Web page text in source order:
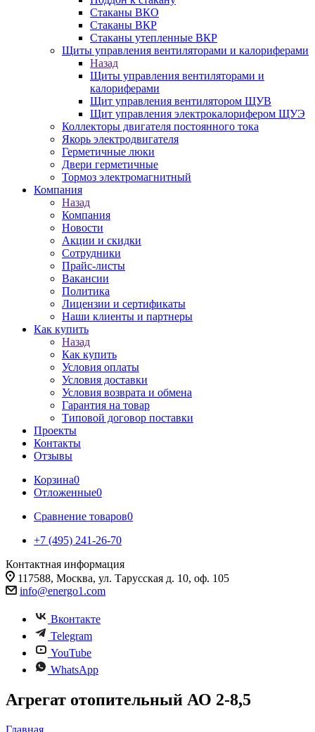
Стаканы ВКО
Стаканы ВКР
Стаканы утепленные ВКР
Щиты управления вентиляторами и калориферами
Назад
Щиты управления вентиляторами и
калориферами
Щит управления вентилятором ЩУВ
Щит управления электрокалорифером ЩУЭ
Коллекторы двигателя постоянного тока
Якорь электродвигателя
Герметичные люки
Двери герметичные
Тормоз электромагнитный
Компания
Назад
Компания
Новости
Акции и скидки
Сотрудники
Прайс-листы
Вакансии
Политика
Лицензии и сертификаты
Наши клиенты и партнеры
Как купить
Назад
Как купить
Условия оплаты
Условия доставки
Условия возврата и обмена
Гарантия на товар
Типовой договор поставки
Проекты
Контакты
Отзывы
Корзина0
Отложенные0
Сравнение товаров0
+7 (495) 241-26-70
Контактная информация
117588, Москва, ул. Тарусская д. 10, оф. 105
info@energo1.com
Вконтакте
Telegram
YouTube
WhatsApp
Агрегат отопительный АО 2-8,5
Главная